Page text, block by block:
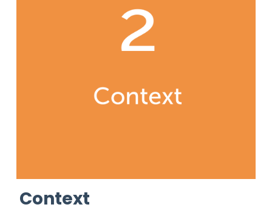
Context